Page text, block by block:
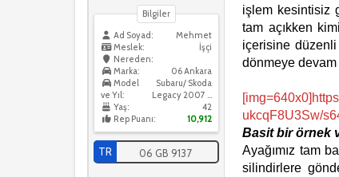
Bilgiler
Ad Soyad:
Mehmet
Meslek:
İşçi
Nereden:
06 Ankara
Marka:
Subaru/ Skoda
Model
ve Yıl:
Legacy 2007 / Skoda Octavia 2016
Yaş:
42
Rep Puanı:
10,912
TR 06 GB 9137
işlem kesintisiz
tam açıkken
içerisine
dönmeye
ukcqF8U3Sw/
Basit bir örnek
Ayağımız tam
silindirlere